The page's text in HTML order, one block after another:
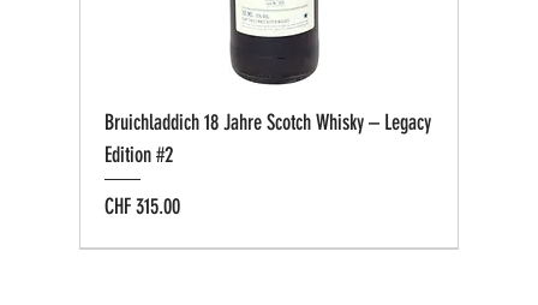
Bruichladdich 18 Jahre Scotch Whisky – Legacy
Edition #2
Preis
CHF 315.00